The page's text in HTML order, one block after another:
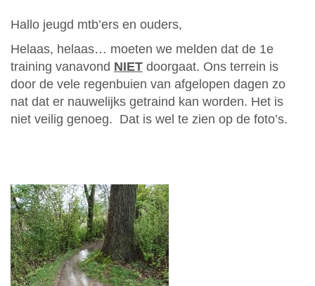
Hallo jeugd mtb’ers en ouders,
Helaas, helaas… moeten we melden dat de 1e
training vanavond NIET doorgaat. Ons terrein is
door de vele regenbuien van afgelopen dagen zo
nat dat er nauwelijks getraind kan worden. Het is
niet veilig genoeg. Dat is wel te zien op de foto’s.